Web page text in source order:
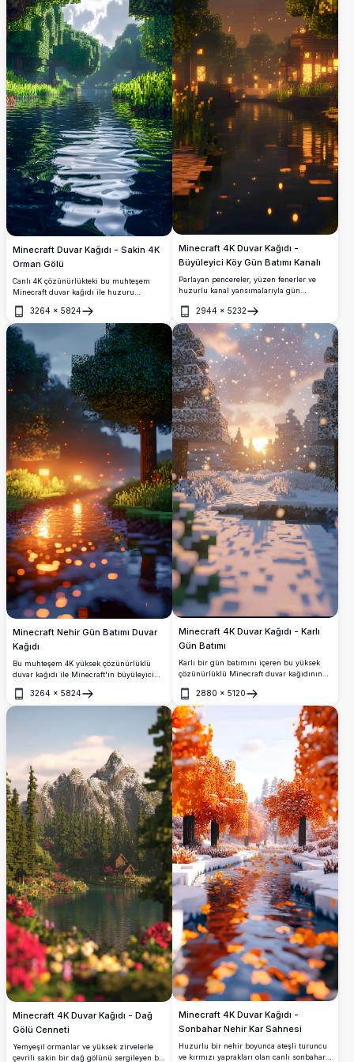
Minecraft Duvar Kağıdı - Sakin 4K
Orman Gölü
Canlı 4K çözünürlükteki bu muhteşem
Minecraft duvar kağıdı ile huzuru
yansıtıcı suyu güzel bir şekilde
yakalayarak sürükleyici bir sanal kaçış
sunar. Mobil cihazlar için özel olarak
tasarlanmış bu yüksek çözünürlüklü
görüntü, bloklu bir vahşi doğanın huzurlu
ortamını canlandırır ve mobil arayüzlerini
huzur verici bir dokunuşla geliştirmek
isteyen Minecraft tutkunları için
mükemmeldir.
3264 × 5824
Aç
Minecraft 4K Duvar Kağıdı -
Büyüleyici Köy Gün Batımı Kanalı
Parlayan pencereler, yüzen fenerler ve
huzurlu kanal yansımalarıyla gün
nefes kesici Minecraft 4K duvar kağıdını
deneyimleyin. Bu yüksek çözünürlüklü
sanat eseri, pikselleştirilmiş bir dünyada
rahat bir akşamın sıcak ambiyansını
yakalıyor.
2944 × 5232
Aç
Minecraft Nehir Gün Batımı Duvar
Kağıdı
Bu muhteşem 4K yüksek çözünürlüklü
duvar kağıdı ile Minecraft'ın büyüleyici
dünyasına dalın. Piksel bir nehir, gün
batımının sıcak parıltısını yansıtarak, bu
görüntü sakin sanal manzaraların özünü
hayranları için mükemmel olan sahne,
bloklu ağaçlar ve ışıltılı suyun arasında
yer alır ve ideal bir dijital kaçış yaratır. Bu
güzel ve huzurlu Minecraft temalı sanat
eseriyle ekranınızı değiştirin.
3264 × 5824
Aç
Minecraft 4K Duvar Kağıdı - Karlı
Gün Batımı
Karlı bir gün batımını içeren bu yüksek
çözünürlüklü Minecraft duvar kağıdının
piksellenmiş ağaçlar arasında nazikçe
düşerek her Minecraft meraklısının cihazı
için mükemmel olan sakin ve büyüleyici
bir sahne yaratır.
2880 × 5120
Aç
Minecraft 4K Duvar Kağıdı - Dağ
Gölü Cenneti
Yemyeşil ormanlar ve yüksek zirvelerle
çevrili sakin bir dağ gölünü sergileyen bu
Minecraft 4K Duvar Kağıdı -
Sonbahar Nehir Kar Sahnesi
Huzurlu bir nehir boyunca ateşli turuncu
ve kırmızı yaprakları olan canlı sonbahar